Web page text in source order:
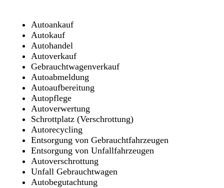
Autoankauf
Autokauf
Autohandel
Autoverkauf
Gebrauchtwagenverkauf
Autoabmeldung
Autoaufbereitung
Autopflege
Autoverwertung
Schrottplatz (Verschrottung)
Autorecycling
Entsorgung von Gebrauchtfahrzeugen
Entsorgung von Unfallfahrzeugen
Autoverschrottung
Unfall Gebrauchtwagen
Autobegutachtung